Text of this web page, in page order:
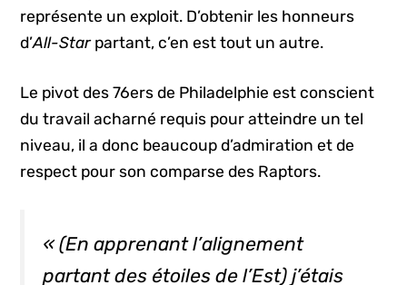
représente un exploit. D’obtenir les honneurs
d’All-Starpartant, c’en est tout un autre.
Le pivot des 76ers de Philadelphie est conscient
du travail acharné requis pour atteindre un tel
niveau, il a donc beaucoup d’admiration et de
respect pour son comparse des Raptors.
« (En apprenant l’alignement
partant des étoiles de l’Est) j’étais